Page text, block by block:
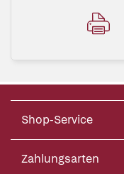
Shop-Service
Zahlungsarten